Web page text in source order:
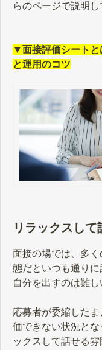
らのページで説明
▼面接評価シートと
と運用のコツ
リラックスし
面接の場では、多
態だといつも通り
自分を出すのは難し
応募者が委縮した
価できない状況と
ックスして話せる